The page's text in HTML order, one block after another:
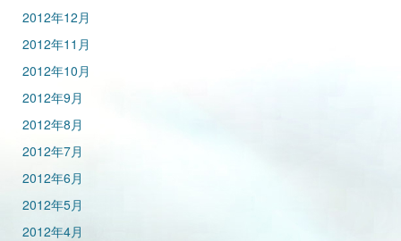
2012年12月
2012年11月
2012年10月
2012年9月
2012年8月
2012年7月
2012年6月
2012年5月
2012年4月